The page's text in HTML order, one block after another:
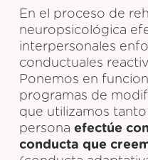
En el proceso de
neuropsicológica
interpersonales
conductuales
Ponemos en
programas de
que utilizamos
persona efectúe
conducta que